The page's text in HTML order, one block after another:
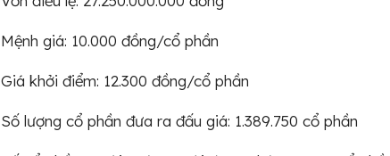
Mệnh giá: 10.000 đồng/cổ phần
Giá khởi điểm: 12.300 đồng/cổ phần
Số lượng cổ phần đưa ra đấu giá: 1.389.750 cổ phần